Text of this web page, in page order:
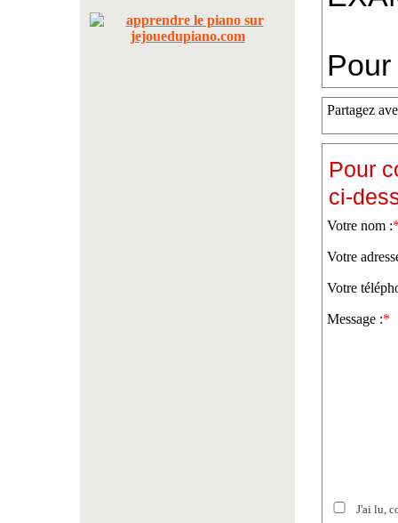
Partagez
Pour
ci-
Votre nom :
Votre
Votre
Message :*
J'ai lu,